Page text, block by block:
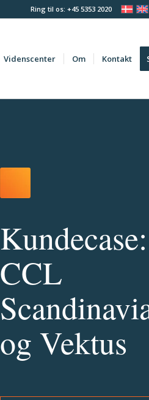
Ring til os: +45 5353 2020
Videnscenter Om Kontakt
Kundecase:
CCL
og Vektus